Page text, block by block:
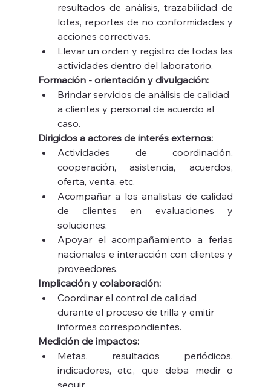
resultados de análisis, trazabilidad de
lotes, reportes de no conformidades y
acciones correctivas.
Llevar un orden y registro de todas las
actividades dentro del laboratorio.
Formación - orientación y divulgación:
Brindar servicios de análisis de calidad
a clientes y personal de acuerdo al
caso.
Dirigidos a actores de interés externos:
Actividades de coordinación,
cooperación, asistencia, acuerdos,
oferta, venta, etc.
Acompañar a los analistas de calidad
de clientes en evaluaciones y
soluciones.
Apoyar el acompañamiento a ferias
nacionales e interacción con clientes y
proveedores.
Implicación y colaboración:
Coordinar el control de calidad
durante el proceso de trilla y emitir
informes correspondientes.
Medición de impactos:
Metas, resultados periódicos,
indicadores, etc., que deba medir o
seguir